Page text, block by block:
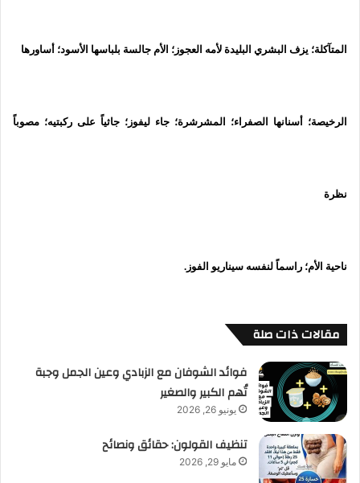
المتآكلة؛ يزف البشري البليدة لأمه العجوز؛ الأم جالسة بلباسها الأسود؛ أساورها
الرخيصة؛ أسنانها الصفراء؛ المشرشرة؛ جاء ليفوز؛ جاثياً على ركبتيه؛ مصوباً
نظرة
ناحية الأم؛ راسماً لنفسه سيناريو الفوز.
مقالات ذات صلة
فوائد الشوفان مع الزبادي وعين الجمل وجبة
تُهم الكبير والصغير
يونيو 26, 2026
تنظيف القولون: حقائق ونصائح
مايو 29, 2026